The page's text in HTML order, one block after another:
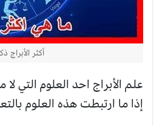
أكثر الأبراج
علم الأبراج احد العلوم التي
إذا ما ارتبطت هذه العلوم